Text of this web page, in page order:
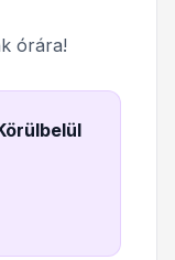
órára!